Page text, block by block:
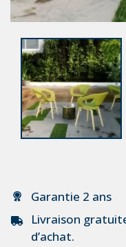
Garantie 2 ans
Livraison
d’achat.